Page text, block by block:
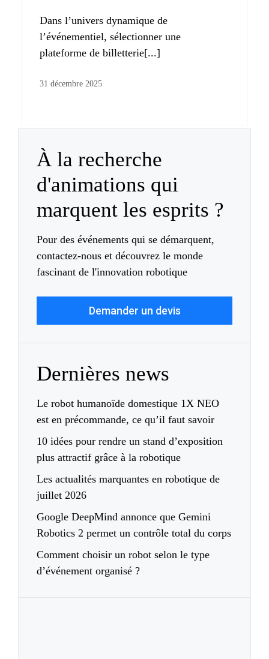
Dans l’univers dynamique de
l’événementiel, sélectionner une
plateforme de billetterie[...]
31 décembre 2025
À la recherche
d'animations qui
marquent les esprits ?
Pour des événements qui se démarquent,
contactez-nous et découvrez le monde
fascinant de l'innovation robotique
Demander un devis
Dernières news
Le robot humanoïde domestique 1X NEO
est en précommande, ce qu’il faut savoir
10 idées pour rendre un stand d’exposition
plus attractif grâce à la robotique
Les actualités marquantes en robotique de
juillet 2026
Google DeepMind annonce que Gemini
Robotics 2 permet un contrôle total du corps
Comment choisir un robot selon le type
d’événement organisé ?